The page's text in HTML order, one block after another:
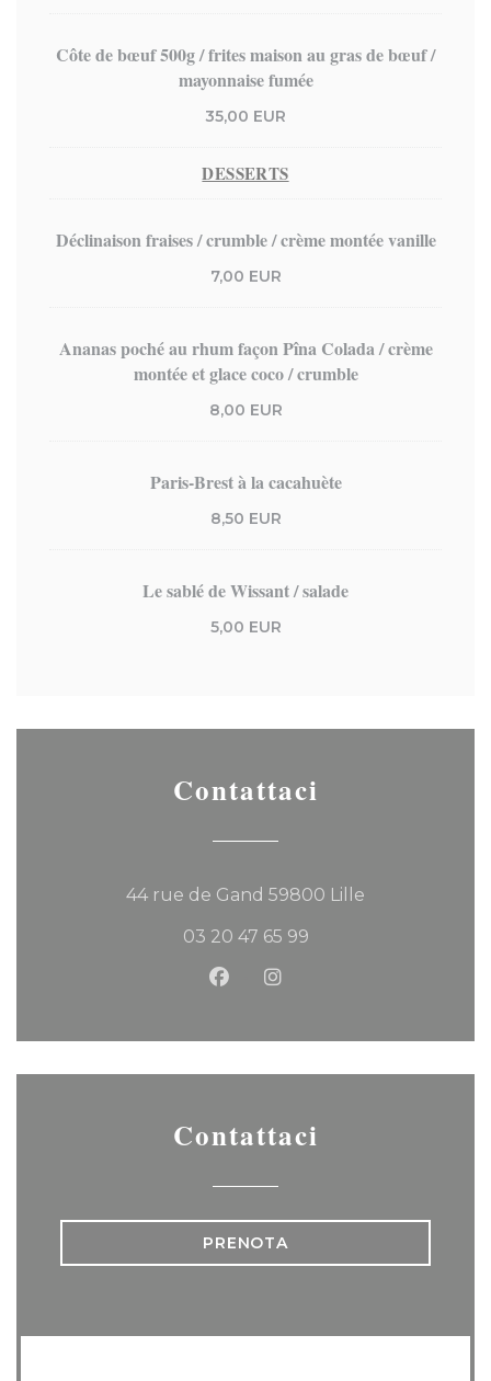
Côte de bœuf 500g / frites maison au gras de bœuf /
mayonnaise fumée
35,00 EUR
DESSERTS
Déclinaison fraises / crumble / crème montée vanille
7,00 EUR
Ananas poché au rhum façon Pîna Colada / crème
montée et glace coco / crumble
8,00 EUR
Paris-Brest à la cacahuète
8,50 EUR
Le sablé de Wissant / salade
5,00 EUR
Contattaci
44 rue de Gand 59800 Lille
03 20 47 65 99
Facebook ((apre una
Instagram ((apre una
Contattaci
PRENOTA